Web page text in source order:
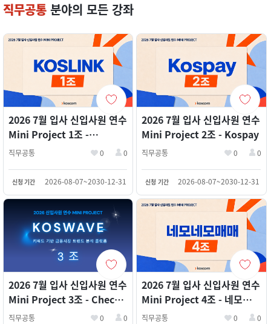
직무공통 분야의 모든 강좌
2026 7월 입사 신입사원 연수
Mini Project 1조 -
KOSLINK(2등)
직무공통 0 0
신청 기간 2026-08-07~2030-12-31
2026 7월 입사 신입사원 연수
Mini Project 2조 - Kospay
직무공통 0 0
신청 기간 2026-08-07~2030-12-31
2026 7월 입사 신입사원 연수
Mini Project 3조 - Check
Kopilot(1등)
직무공통 0 0
2026 7월 입사 신입사원 연수
Mini Project 4조 - 네모네모
매매
직무공통 0 0